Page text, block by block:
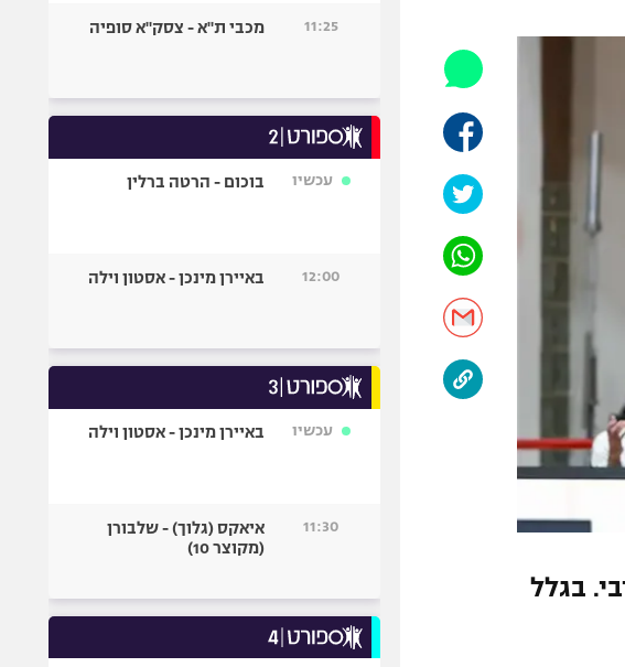
אופניים
כדורמים
פוטבול אמריקאי NFL
בגלל
11:25 מכבי ת"א - צסק"א סופיה
עכשיו בוכום - הרטה ברלין
12:00 באיירן מינכן - אסטון וילה
עכשיו באיירן מינכן - אסטון וילה
11:30
איאקס (גלוך) - שלבורן
(מקוצר 10)